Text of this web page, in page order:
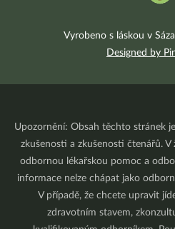
Vyrobeno s láskou v
Designed by
Upozornění: Obsah těchto stránek
zkušenosti a zkušenosti čtenářů.
odbornou lékařskou pomoc a
informace nelze chápat jako
V případě, že chcete upravit
zdravotním stavem,